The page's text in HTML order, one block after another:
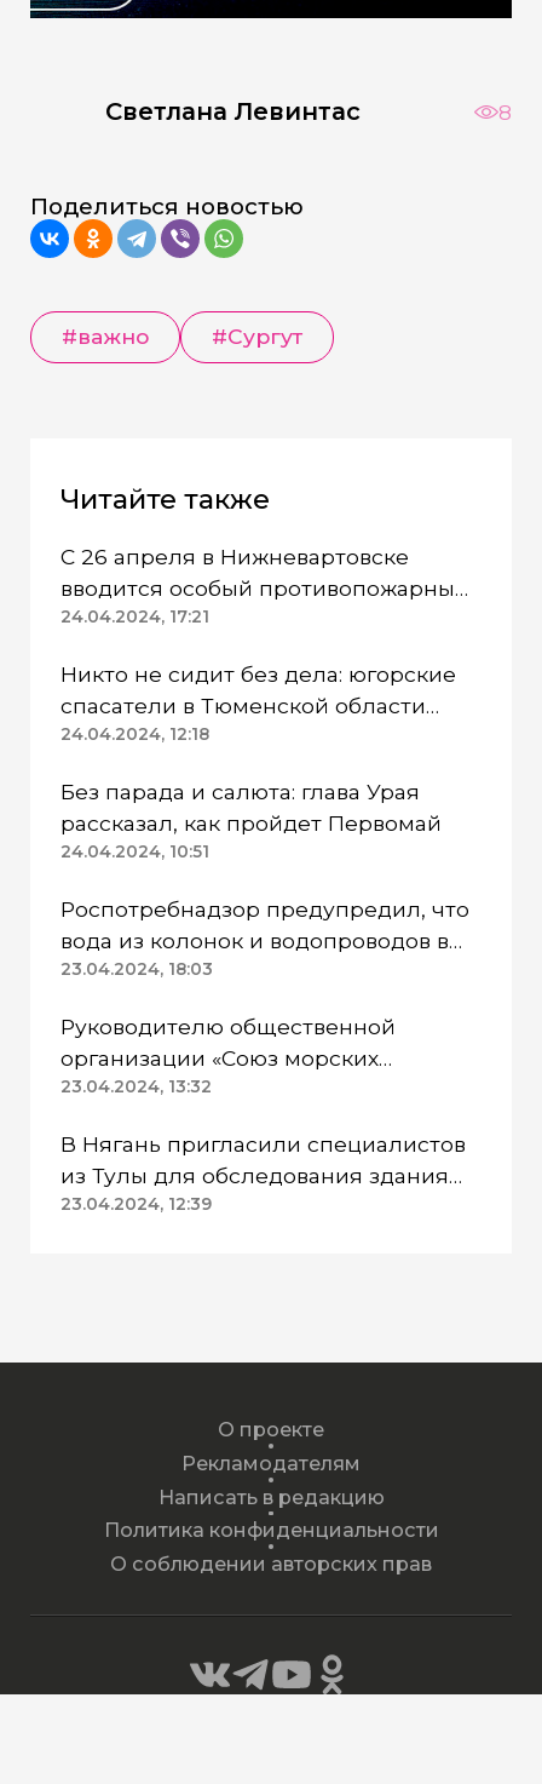
Светлана Левинтас 8
Поделиться новостью
#важно #Сургут
Читайте также
С 26 апреля в Нижневартовске
вводится особый противопожарный
режим
24.04.2024, 17:21
Никто не сидит без дела: югорские
спасатели в Тюменской области
работают в две смены
24.04.2024, 12:18
Без парада и салюта: глава Урая
рассказал, как пройдет Первомай
24.04.2024, 10:51
Роспотребнадзор предупредил, что
вода из колонок и водопроводов в
Казанском районе непригодна для
23.04.2024, 18:03
Руководителю общественной
организации «Союз морских
пехотинцев» Югры вынесли
23.04.2024, 13:32
В Нягань пригласили специалистов
из Тулы для обследования здания
ДК «Геолог»
23.04.2024, 12:39
О проекте
Рекламодателям
Написать в редакцию
Политика конфиденциальности
О соблюдении авторских прав